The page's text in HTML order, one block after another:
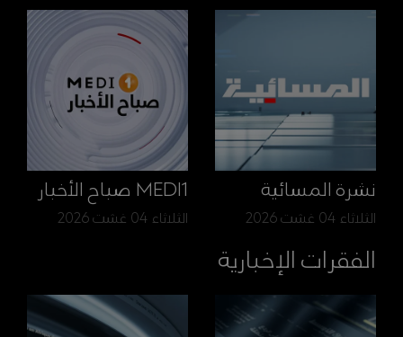
نشرة المسائية
الثلاثاء 04 غشت 2026
MEDI1 صباح الأخبار
الثلاثاء 04 غشت 2026
الفقرات الإخبارية